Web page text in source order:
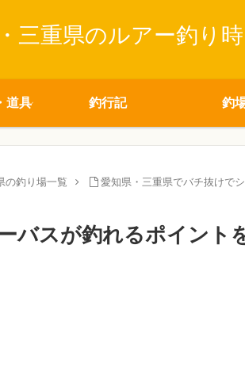
三重県のルアー釣り
道具 釣行記 釣
の釣り場一覧 愛知県・三重県でバチ抜けで
バスが釣れるポイント